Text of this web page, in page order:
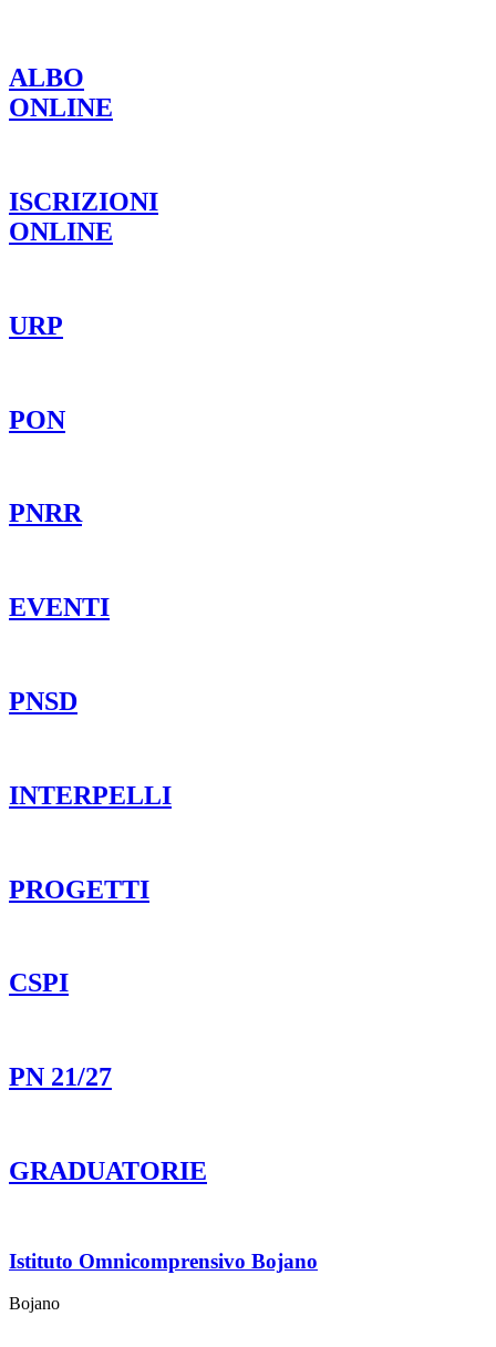
ALBO
ONLINE
ISCRIZIONI
ONLINE
URP
PON
PNRR
EVENTI
PNSD
INTERPELLI
PROGETTI
CSPI
PN 21/27
GRADUATORIE
Istituto Omnicomprensivo Bojano
Bojano